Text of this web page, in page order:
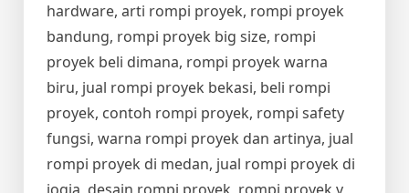
hardware, arti rompi proyek, rompi proyek
bandung, rompi proyek big size, rompi
proyek beli dimana, rompi proyek warna
biru, jual rompi proyek bekasi, beli rompi
proyek, contoh rompi proyek, rompi safety
fungsi, warna rompi proyek dan artinya, jual
rompi proyek di medan, jual rompi proyek di